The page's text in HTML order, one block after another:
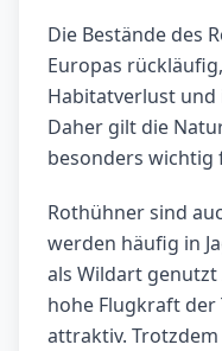
Die Bestände des
Europas
Habitatverlust
Daher gilt die
besonders wichtig
Rothühner sind
werden häufig in
als Wildart
hohe Flugkraft der
attraktiv. Trotzdem